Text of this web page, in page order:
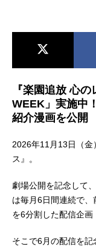
男性声優/女性声優一覧
『楽園追放 心
WEEK」実施中
紹介漫画を公開
2026年11月13日（金
ス』。
劇場公開を記念して
は毎月6日間連続で、
を6分割した配信企画
そこで6月の配信を